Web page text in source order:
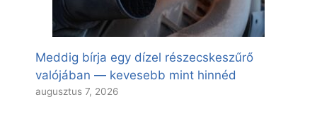
Meddig bírja egy dízel részecskeszűrő
valójában — kevesebb mint hinnéd
augusztus 7, 2026